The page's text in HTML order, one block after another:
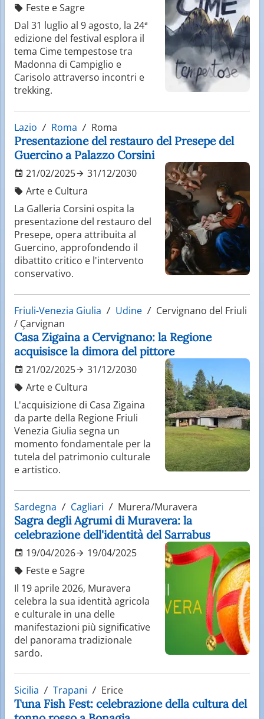
Feste e Sagre
Dal 31 luglio al 9 agosto, la 24ª
edizione del festival esplora il
tema Cime tempestose tra
Madonna di Campiglio e
Carisolo attraverso incontri e
trekking.
Lazio Roma Roma
Presentazione del restauro del Presepe del
Guercino a Palazzo Corsini
21/02/2025
31/12/2030
Arte e Cultura
La Galleria Corsini ospita la
presentazione del restauro del
Presepe, opera attribuita al
Guercino, approfondendo il
dibattito critico e l'intervento
conservativo.
Friuli-Venezia Giulia Udine
Cervignano del Friuli
/ Çarvignan
Casa Zigaina a Cervignano: la Regione
acquisisce la dimora del pittore
21/02/2025
31/12/2030
Arte e Cultura
L'acquisizione di Casa Zigaina
da parte della Regione Friuli
Venezia Giulia segna un
momento fondamentale per la
tutela del patrimonio culturale
e artistico.
Sardegna Cagliari Murera/Muravera
Sagra degli Agrumi di Muravera: la
celebrazione dell'identità del Sarrabus
19/04/2026
19/04/2025
Feste e Sagre
Il 19 aprile 2026, Muravera
celebra la sua identità agricola
e culturale in una delle
manifestazioni più significative
del panorama tradizionale
sardo.
Sicilia Trapani Erice
Tuna Fish Fest: celebrazione della cultura del